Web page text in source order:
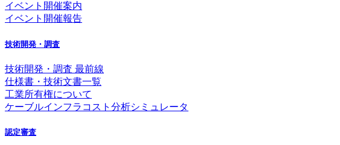
イベント開催案内
イベント開催報告
技術開発・調査
技術開発・調査 最前線
仕様書・技術文書一覧
工業所有権について
ケーブルインフラコスト分析シミュレータ
認定審査